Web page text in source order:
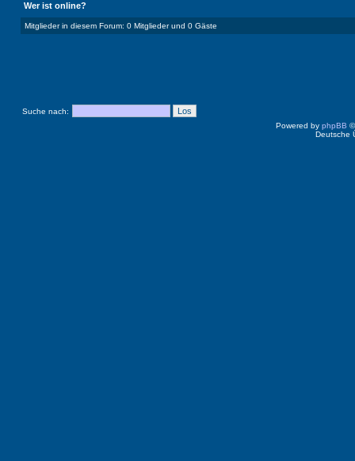
Wer ist online?
Mitglieder in diesem Forum: 0 Mitglieder und 0 Gäste
Suche nach:
Powered by phpBB
Deutsche